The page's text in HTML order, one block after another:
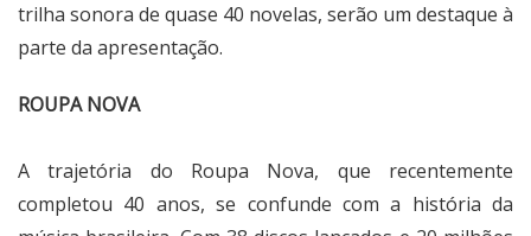
trilha sonora de quase 40 novelas, serão um destaque à
parte da apresentação.
ROUPA NOVA
A trajetória do Roupa Nova, que recentemente
completou 40 anos, se confunde com a história da